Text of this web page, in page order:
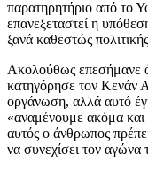
παρατηρητήριο από το
επανεξεταστεί η
ξανά καθεστώς
Ακολούθως επεσήμανε
κατηγόρησε τον Κενάν
οργάνωση, αλλά αυτό
«αναμένουμε ακόμα και
αυτός ο άνθρωπος
να συνεχίσει τον